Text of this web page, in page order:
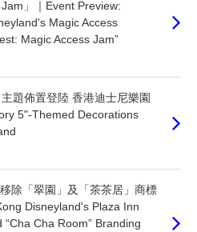
」｜Event Preview:
Magic Access
Magic Access Jam”
題佈置登陸 香港迪士尼樂園
5"-Themed Decorations
除「翠園」及「茶茶居」商標
Disneyland's Plaza Inn
Cha Room” Branding